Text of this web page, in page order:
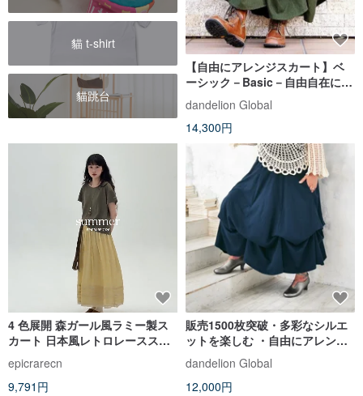
貓 t-shirt
貓跳台
【自由にアレンジスカート】ベ
ーシック－Basic－自由自在にデ
ザインができる・動くたびに美
シルエット・サーキュラースカ
ート・無地・モスグリーン・d-
sk001
dandelion Global
14,300円
4 色展開 森ガール風ラミー製ス
カート 日本風レトロレーススカ
ート ハイウエストカジュアルロ
ングスカート
epicrarecn
9,791円
販売1500枚突破・多彩なシルエ
ットを楽しむ ・自由にアレンジ
スカート ・Comfort・ネイビ
ー・プラスサイズ ・d-sk005
dandelion Global
12,000円